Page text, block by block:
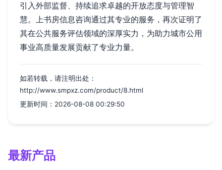
引入外部监督、持续追求卓越的开放态度与管理智
慧。上书房信息咨询通过其专业的服务，再次证明了
其在公共服务评估领域的深厚实力，为助力城市公用
事业高质量发展贡献了专业力量。
如若转载，请注明出处：
http://www.smpxz.com/product/8.html
更新时间：2026-08-08 00:29:50
最新产品